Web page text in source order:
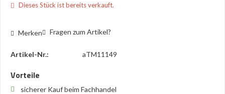
Dieses Stück ist bereits verkauft.
Merken Fragen zum Artikel?
Artikel-Nr.: aTM11149
Vorteile
sicherer Kauf beim Fachhandel